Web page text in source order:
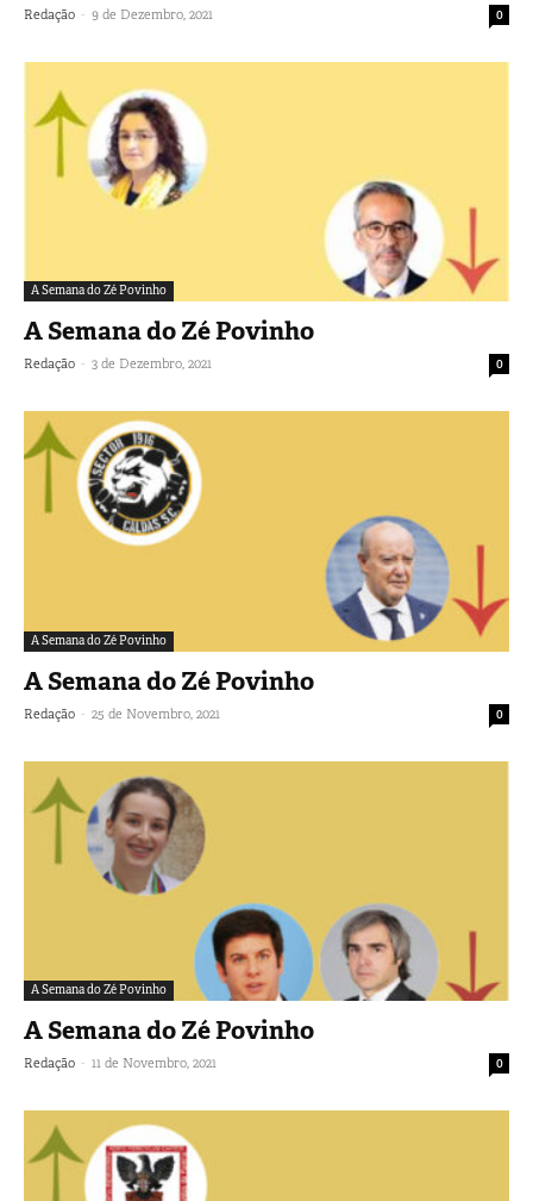
Redação - 9 de Dezembro, 2021 0
A Semana do Zé Povinho
A Semana do Zé Povinho
Redação - 3 de Dezembro, 2021 0
A Semana do Zé Povinho
A Semana do Zé Povinho
Redação - 25 de Novembro, 2021 0
A Semana do Zé Povinho
A Semana do Zé Povinho
Redação - 11 de Novembro, 2021 0